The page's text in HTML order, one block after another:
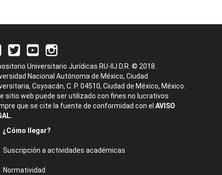
Universitario Jurídicas RU-IIJ D.R. © 2018.
Nacional Autónoma de México, Ciudad
Coyoacán, C. P. 04510, Ciudad de México, México.
sitio web puede ser utilizado con fines no lucrativos
que se cite la fuente de conformidad con el AVISO
¿Cómo llegar?
Suscripción a actividades académicas
Normatividad